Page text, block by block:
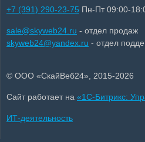
+7 (391) 290-23-75 Пн-Пт 09:00-
sale@skyweb24.ru - отдел продаж
skyweb24@yandex.ru - отдел
© ООО «СкайВеб24», 2015-2026
Сайт работает на «1С-Битрикс:
ИТ-деятельность